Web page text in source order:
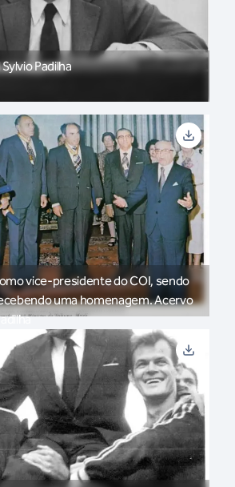
Padilha
vice-presidente do COI, sendo
uma homenagem. Acervo